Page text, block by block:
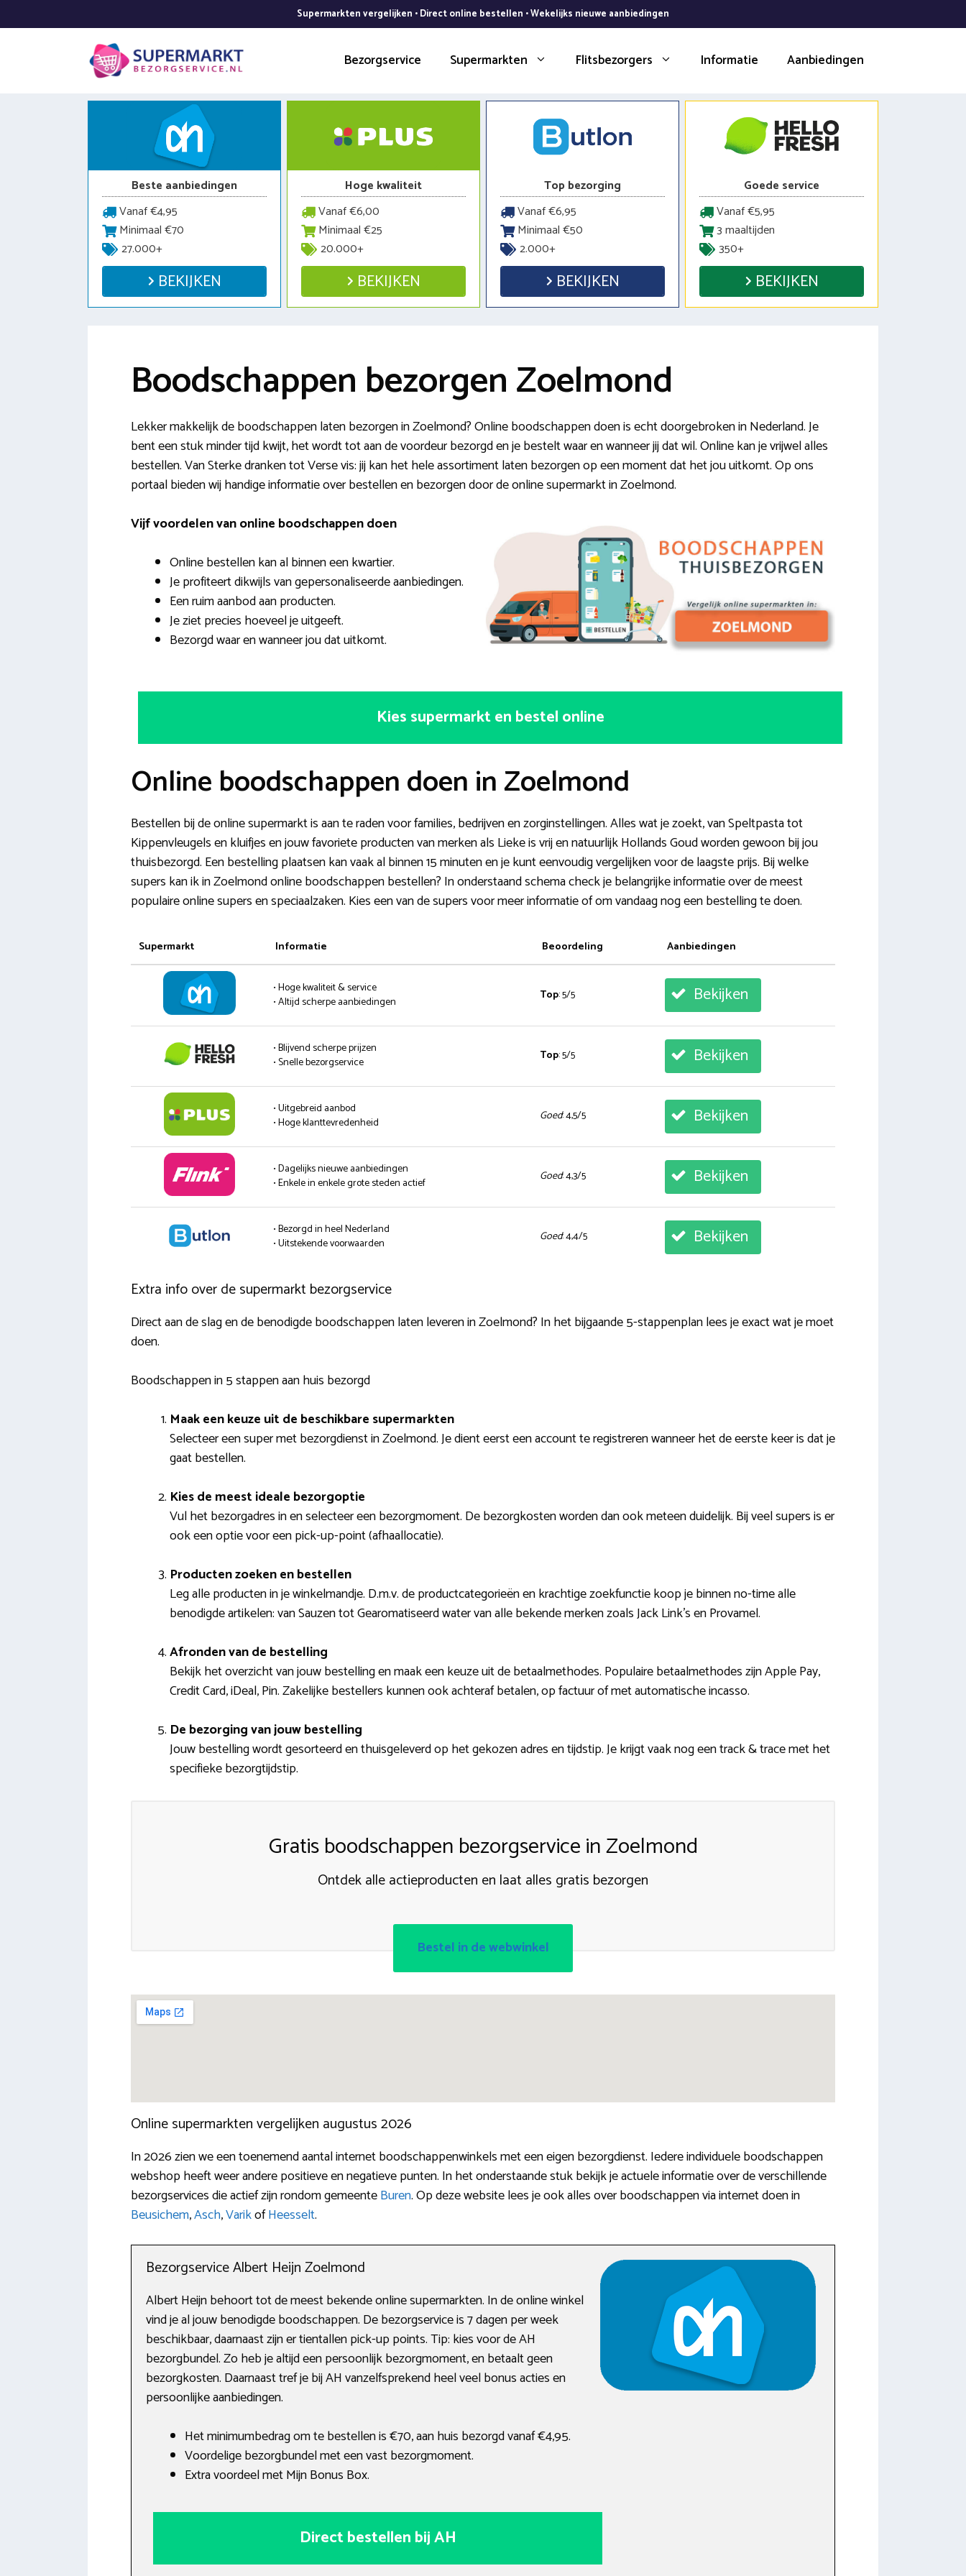
naar
Supermarkten vergelijken • Direct online bestellen • Wekelijks nieuwe aanbiedingen
Bezorgservice Supermarkten Flitsbezorgers Informatie Aanbiedingen
Beste aanbiedingen
Vanaf €4,95
Minimaal €70
27.000+
BEKIJKEN
Hoge kwaliteit
Vanaf €6,00
Minimaal €25
20.000+
BEKIJKEN
Top bezorging
Vanaf €6,95
Minimaal €50
2.000+
BEKIJKEN
Goede service
Vanaf €5,95
3 maaltijden
350+
BEKIJKEN
Boodschappen bezorgen Zoelmond
Lekker makkelijk de boodschappen laten bezorgen in Zoelmond? Online boodschappen doen is echt doorgebroken in Nederland. Je
bent een stuk minder tijd kwijt, het wordt tot aan de voordeur bezorgd en je bestelt waar en wanneer jij dat wil. Online kan je vrijwel alles
bestellen. Van Sterke dranken tot Verse vis: jij kan het hele assortiment laten bezorgen op een moment dat het jou uitkomt. Op ons
portaal bieden wij handige informatie over bestellen en bezorgen door de online supermarkt in Zoelmond.
Vijf voordelen van online boodschappen doen
Online bestellen kan al binnen een kwartier.
Je profiteert dikwijls van gepersonaliseerde aanbiedingen.
Een ruim aanbod aan producten.
Je ziet precies hoeveel je uitgeeft.
Bezorgd waar en wanneer jou dat uitkomt.
Kies supermarkt en bestel online
Online boodschappen doen in Zoelmond
Bestellen bij de online supermarkt is aan te raden voor families, bedrijven en zorginstellingen. Alles wat je zoekt, van Speltpasta tot
Kippenvleugels en kluifjes en jouw favoriete producten van merken als Lieke is vrij en natuurlijk Hollands Goud worden gewoon bij jou
thuisbezorgd. Een bestelling plaatsen kan vaak al binnen 15 minuten en je kunt eenvoudig vergelijken voor de laagste prijs. Bij welke
supers kan ik in Zoelmond online boodschappen bestellen? In onderstaand schema check je belangrijke informatie over de meest
populaire online supers en speciaalzaken. Kies een van de supers voor meer informatie of om vandaag nog een bestelling te doen.
Supermarkt Informatie Beoordeling Aanbiedingen
• Hoge kwaliteit & service
• Altijd scherpe aanbiedingen
Top: 5/5 Bekijken
• Blijvend scherpe prijzen
• Snelle bezorgservice
Top: 5/5 Bekijken
• Uitgebreid aanbod
• Hoge klanttevredenheid
Goed: 4,5/5 Bekijken
• Dagelijks nieuwe aanbiedingen
• Enkele in enkele grote steden actief
Goed: 4,3/5 Bekijken
• Bezorgd in heel Nederland
• Uitstekende voorwaarden
Goed: 4,4/5 Bekijken
Extra info over de supermarkt bezorgservice
Direct aan de slag en de benodigde boodschappen laten leveren in Zoelmond? In het bijgaande 5-stappenplan lees je exact wat je moet
doen.
Boodschappen in 5 stappen aan huis bezorgd
Maak een keuze uit de beschikbare supermarkten
Selecteer een super met bezorgdienst in Zoelmond. Je dient eerst een account te registreren wanneer het de eerste keer is dat je
gaat bestellen.
Kies de meest ideale bezorgoptie
Vul het bezorgadres in en selecteer een bezorgmoment. De bezorgkosten worden dan ook meteen duidelijk. Bij veel supers is er
ook een optie voor een pick-up-point (afhaallocatie).
Producten zoeken en bestellen
Leg alle producten in je winkelmandje. D.m.v. de productcategorieën en krachtige zoekfunctie koop je binnen no-time alle
benodigde artikelen: van Sauzen tot Gearomatiseerd water van alle bekende merken zoals Jack Link’s en Provamel.
Afronden van de bestelling
Bekijk het overzicht van jouw bestelling en maak een keuze uit de betaalmethodes. Populaire betaalmethodes zijn Apple Pay,
Credit Card, iDeal, Pin. Zakelijke bestellers kunnen ook achteraf betalen, op factuur of met automatische incasso.
De bezorging van jouw bestelling
Jouw bestelling wordt gesorteerd en thuisgeleverd op het gekozen adres en tijdstip. Je krijgt vaak nog een track & trace met het
specifieke bezorgtijdstip.
Gratis boodschappen bezorgservice in Zoelmond
Ontdek alle actieproducten en laat alles gratis bezorgen
Bestel in de webwinkel
Online supermarkten vergelijken augustus 2026
In 2026 zien we een toenemend aantal internet boodschappenwinkels met een eigen bezorgdienst. Iedere individuele boodschappen
webshop heeft weer andere positieve en negatieve punten. In het onderstaande stuk bekijk je actuele informatie over de verschillende
bezorgservices die actief zijn rondom gemeenteBuren. Op deze website lees je ook alles over boodschappen via internet doen in
Beusichem,Asch,VarikofHeesselt.
Bezorgservice Albert Heijn Zoelmond
Albert Heijn behoort tot de meest bekende online supermarkten. In de online winkel
vind je al jouw benodigde boodschappen. De bezorgservice is 7 dagen per week
beschikbaar, daarnaast zijn er tientallen pick-up points. Tip: kies voor de AH
bezorgbundel. Zo heb je altijd een persoonlijk bezorgmoment, en betaalt geen
bezorgkosten. Daarnaast tref je bij AH vanzelfsprekend heel veel bonus acties en
persoonlijke aanbiedingen.
Het minimumbedrag om te bestellen is €70, aan huis bezorgd vanaf €4,95.
Voordelige bezorgbundel met een vast bezorgmoment.
Extra voordeel met Mijn Bonus Box.
Direct bestellen bij AH